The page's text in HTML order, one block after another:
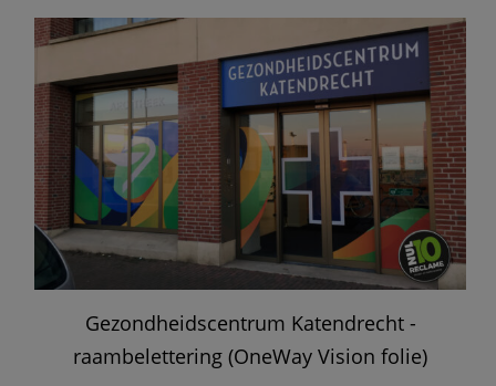
Gezondheidscentrum Katendrecht -
raambelettering (OneWay Vision folie)